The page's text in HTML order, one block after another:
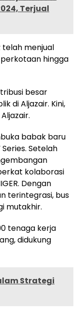
Terjual
telah menjual
perkotaan hingga
besar
di Aljazair. Kini,
babak baru
Setelah
kolaborasi
Dengan
terintegrasi, bus
mutakhir.
tenaga kerja
didukung
Strategi